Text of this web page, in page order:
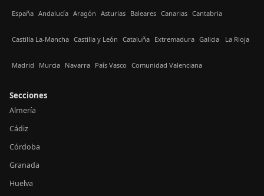
España Andalucía Aragón Asturias Baleares Canarias Cantabria
Castilla La-Mancha Castilla y León Cataluña Extremadura Galicia La Rioja
Madrid Murcia Navarra País Vasco Comunidad Valenciana
Secciones
Almería
Cádiz
Córdoba
Granada
Huelva